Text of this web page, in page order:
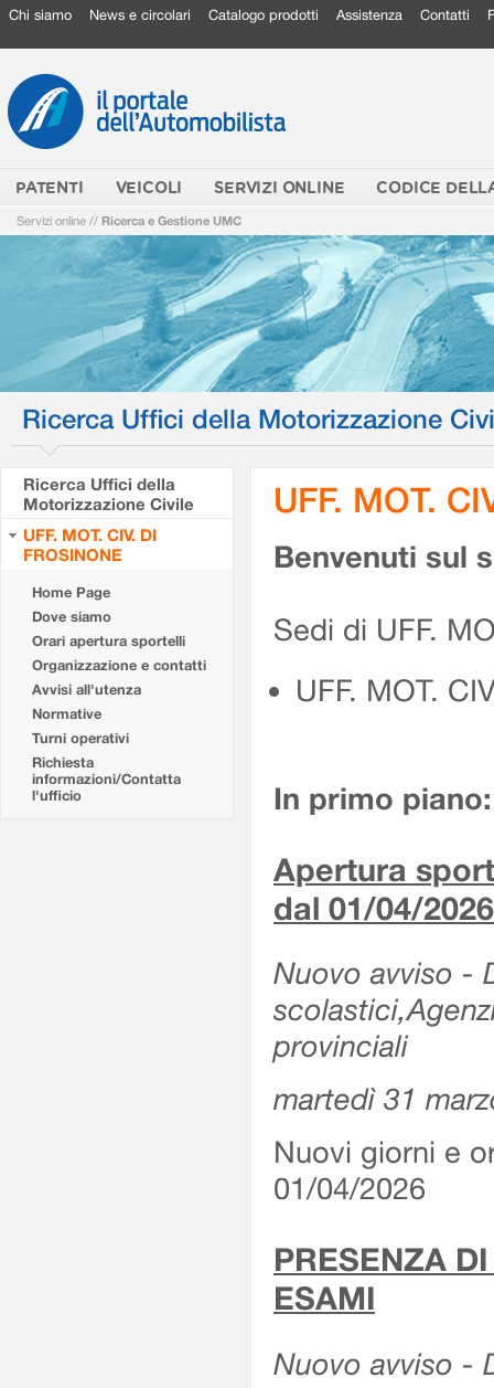
Chi siamo News e circolari Catalogo prodotti Assistenza Contatti
PATENTI VEICOLI SERVIZI ONLINE CODICE
Servizi online // Ricerca e Gestione UMC
Ricerca Uffici della Motorizzazione
Ricerca Uffici della
Motorizzazione Civile
UFF. MOT. CIV. DI
FROSINONE
Home Page
Dove siamo
Orari apertura sportelli
Organizzazione e contatti
Avvisi all'utenza
Normative
Turni operativi
Richiesta
informazioni/Contatta
l'ufficio
UFF. MOT.
Benvenuti sul
Sedi di UFF.
UFF. MOT.
In primo piano:
Apertura
dal 01/04/2026
Nuovo avviso -
provinciali
martedì 31
Nuovi giorni e
01/04/2026
PRESENZA
ESAMI
Nuovo avviso -